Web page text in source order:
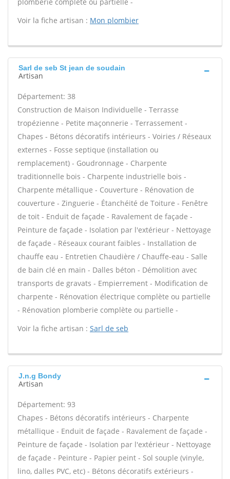
Voir la fiche artisan : Mon plombier
Sarl de seb St jean de soudain
Artisan
Département: 38
Construction de Maison Individuelle - Terrasse
tropézienne - Petite maçonnerie - Terrassement -
Chapes - Bétons décoratifs intérieurs - Voiries / Réseaux
externes - Fosse septique (installation ou
remplacement) - Goudronnage - Charpente
traditionnelle bois - Charpente industrielle bois -
Charpente métallique - Couverture - Rénovation de
couverture - Zinguerie - Étanchéité de Toiture - Fenêtre
de toit - Enduit de façade - Ravalement de façade -
Peinture de façade - Isolation par l'extérieur - Nettoyage
de façade - Réseaux courant faibles - Installation de
chauffe eau - Entretien Chaudière / Chauffe-eau - Salle
de bain clé en main - Dalles béton - Démolition avec
transports de gravats - Empierrement - Modification de
charpente - Rénovation électrique complète ou partielle
- Rénovation plomberie complète ou partielle -
Voir la fiche artisan : Sarl de seb
J.n.g Bondy
Artisan
Département: 93
Chapes - Bétons décoratifs intérieurs - Charpente
métallique - Enduit de façade - Ravalement de façade -
Peinture de façade - Isolation par l'extérieur - Nettoyage
de façade - Peinture - Papier peint - Sol souple (vinyle,
lino, dalles PVC, etc) - Bétons décoratifs extérieurs -